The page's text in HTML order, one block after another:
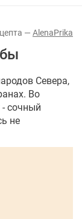
AlenaPrika
Севера,
Во
сочный
не